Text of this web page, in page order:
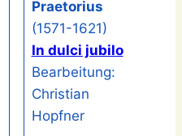
Praetorius
(1571-1621)
In dulci jubilo
Bearbeitung:
Christian
Hopfner